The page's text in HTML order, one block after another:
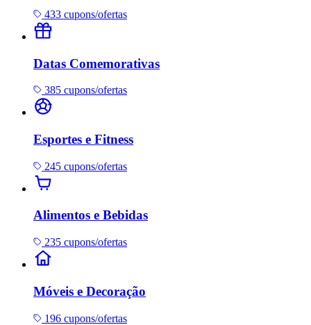
433 cupons/ofertas
Datas Comemorativas
385 cupons/ofertas
Esportes e Fitness
245 cupons/ofertas
Alimentos e Bebidas
235 cupons/ofertas
Móveis e Decoração
196 cupons/ofertas